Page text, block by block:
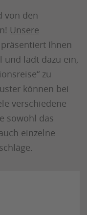
von den
Unsere
Ihnen
und lädt dazu ein,
zu
können bei
verschiedene
sowohl das
einzelne